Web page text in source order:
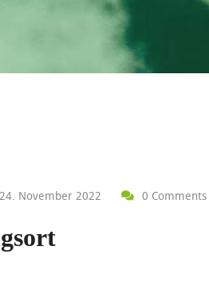
24. November 2022 0 Comments